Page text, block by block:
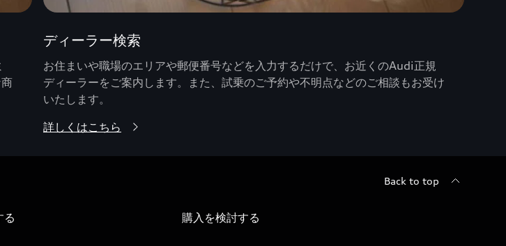
ディーラー検索
お住まいや職場のエリアや郵便番号などを入力するだけで、お近くのAudi正規
ディーラーをご案内します。また、試乗のご予約や不明点などのご相談もお受け
いたします。
詳しくはこちら
Back to top
購入を検討する